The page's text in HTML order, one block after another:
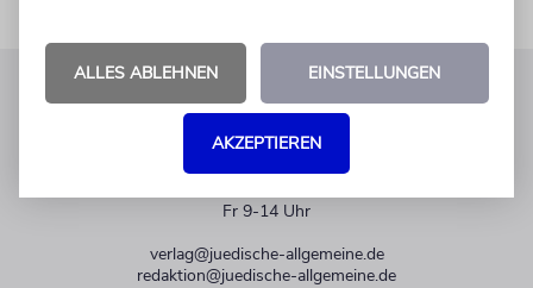
KUNDENSERVICE
Fr 9-14 Uhr
verlag@juedische-allgemeine.de
redaktion@juedische-allgemeine.de
ALLES ABLEHNEN EINSTELLUNGEN
AKZEPTIEREN